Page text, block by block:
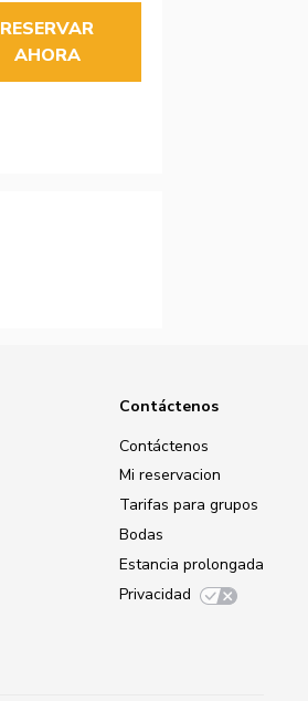
RESERVAR
AHORA
Contáctenos
Contáctenos
Mi reservacion
Tarifas para grupos
Bodas
Estancia prolongada
Privacidad